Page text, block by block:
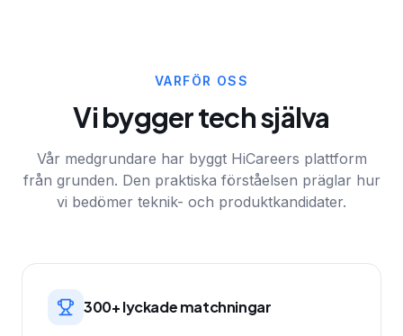
VARFÖR OSS
Vi bygger tech själva
Vår medgrundare har byggt HiCareers plattform
från grunden. Den praktiska förståelsen präglar hur
vi bedömer teknik- och produktkandidater.
300+ lyckade matchningar